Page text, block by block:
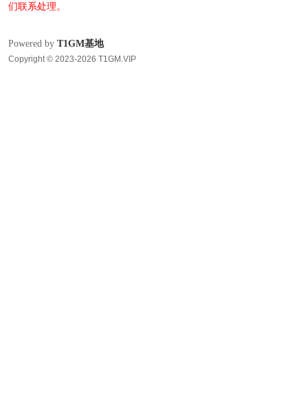
们联系处理。
Powered by T1GM基地
Copyright © 2023-2026 T1GM.VIP